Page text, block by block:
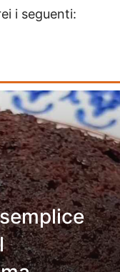
i seguenti: